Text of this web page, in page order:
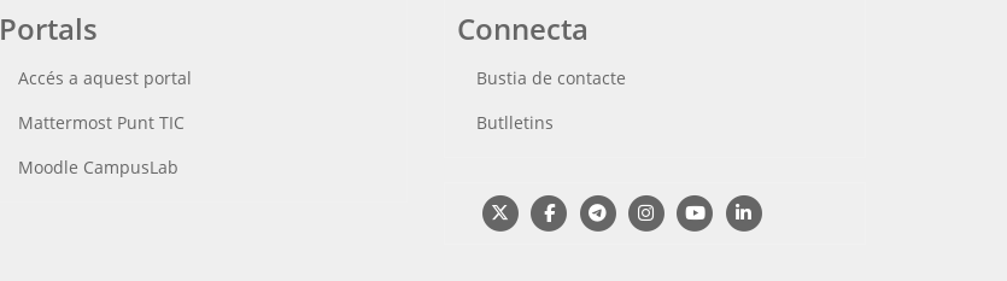
Portals
Accés a aquest portal
Mattermost Punt TIC
Moodle CampusLab
Connecta
Bustia de contacte
Butlletins